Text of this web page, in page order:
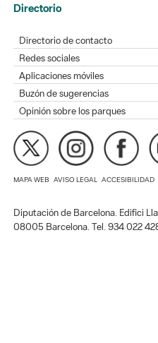
Directorio
Directorio de contacto
Redes sociales
Aplicaciones móviles
Buzón de sugerencias
Opinión sobre los parques
MAPA WEB AVISO LEGAL ACCESIBILIDAD
Diputación de Barcelona. Edifici
08005 Barcelona. Tel. 934 022